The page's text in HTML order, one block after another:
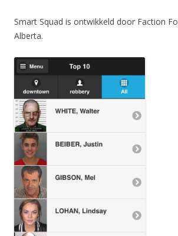
Smart Squad is ontwikkeld door Faction
Alberta.